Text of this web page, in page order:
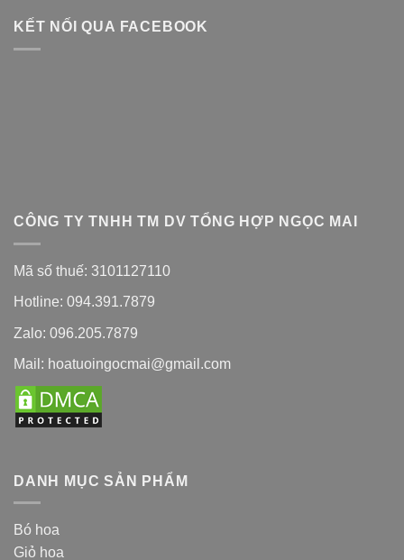
KẾT NỐI QUA FACEBOOK
CÔNG TY TNHH TM DV TỔNG HỢP NGỌC MAI
Mã số thuế: 3101127110
Hotline: 094.391.7879
Zalo: 096.205.7879
Mail: hoatuoingocmai@gmail.com
DANH MỤC SẢN PHẨM
Bó hoa
Giỏ hoa